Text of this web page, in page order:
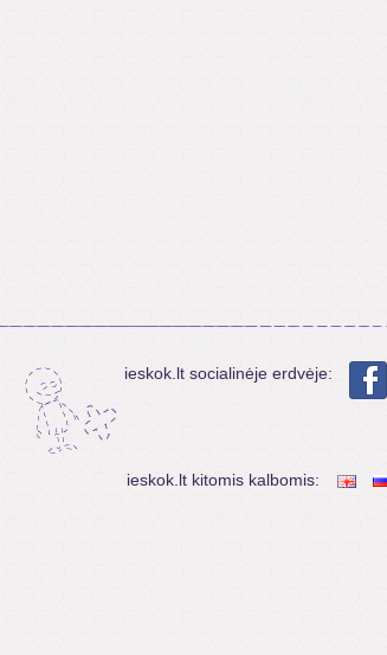
ieskok.lt socialinėje erdvėje:
ieskok.lt kitomis kalbomis: